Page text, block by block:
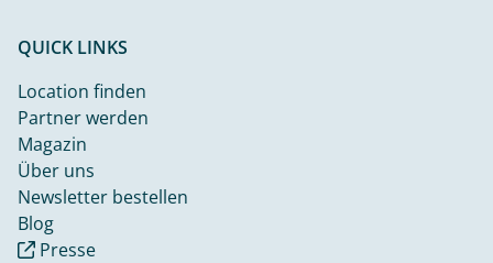
QUICK LINKS
Location finden
Partner werden
Magazin
Über uns
Newsletter bestellen
Blog
Presse